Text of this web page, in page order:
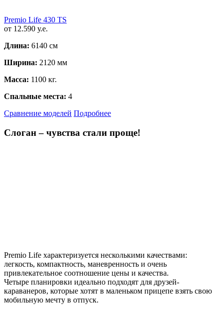
Premio Life 430 TS
от 12.590 у.е.
Длина: 6140 см
Ширина: 2120 мм
Масса: 1100 кг.
Спальные места: 4
Сравнение моделей Подробнее
Слоган – чувства стали проще!
Premio Life характеризуется несколькими качествами:
легкость, компактность, маневренность и очень
привлекательное соотношение цены и качества.
Четыре планировки идеально подходят для друзей-
караванеров, которые хотят в маленьком прицепе взять свою
мобильную мечту в отпуск.